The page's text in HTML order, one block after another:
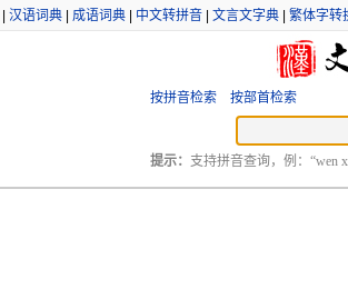
汉语词典 成语词典 中文转拼音 文言文字典 繁体字转
按拼音检索 按部首检索
提示： 支持拼音查询，例：“wen